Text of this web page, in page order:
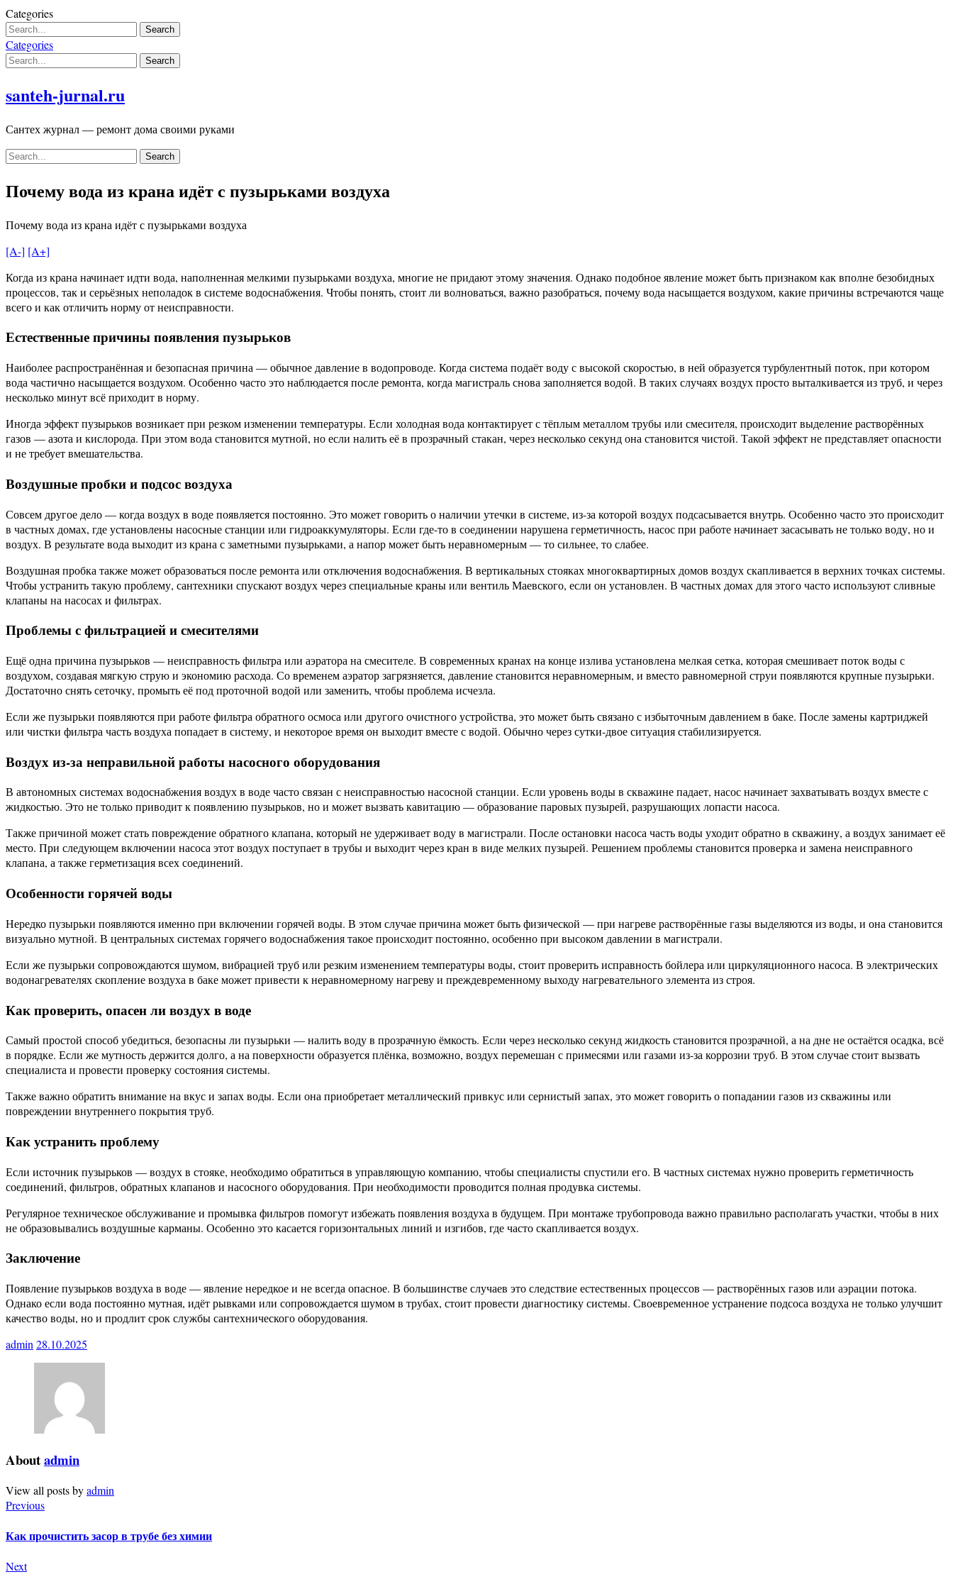
Skip
to
content
Categories
Categories
santeh-jurnal.ru
Сантех журнал — ремонт дома своими руками
Почему вода из крана идёт с пузырьками воздуха
Почему вода из крана идёт с пузырьками воздуха
[A-] [A+]
Когда из крана начинает идти вода, наполненная мелкими пузырьками воздуха, многие не придают этому значения. Однако подобное явление может быть признаком как вполне безобидных
процессов, так и серьёзных неполадок в системе водоснабжения. Чтобы понять, стоит ли волноваться, важно разобраться, почему вода насыщается воздухом, какие причины встречаются чаще
всего и как отличить норму от неисправности.
Естественные причины появления пузырьков
Наиболее распространённая и безопасная причина — обычное давление в водопроводе. Когда система подаёт воду с высокой скоростью, в ней образуется турбулентный поток, при котором
вода частично насыщается воздухом. Особенно часто это наблюдается после ремонта, когда магистраль снова заполняется водой. В таких случаях воздух просто выталкивается из труб, и через
несколько минут всё приходит в норму.
Иногда эффект пузырьков возникает при резком изменении температуры. Если холодная вода контактирует с тёплым металлом трубы или смесителя, происходит выделение растворённых
газов — азота и кислорода. При этом вода становится мутной, но если налить её в прозрачный стакан, через несколько секунд она становится чистой. Такой эффект не представляет опасности
и не требует вмешательства.
Воздушные пробки и подсос воздуха
Совсем другое дело — когда воздух в воде появляется постоянно. Это может говорить о наличии утечки в системе, из-за которой воздух подсасывается внутрь. Особенно часто это происходит
в частных домах, где установлены насосные станции или гидроаккумуляторы. Если где-то в соединении нарушена герметичность, насос при работе начинает засасывать не только воду, но и
воздух. В результате вода выходит из крана с заметными пузырьками, а напор может быть неравномерным — то сильнее, то слабее.
Воздушная пробка также может образоваться после ремонта или отключения водоснабжения. В вертикальных стояках многоквартирных домов воздух скапливается в верхних точках системы.
Чтобы устранить такую проблему, сантехники спускают воздух через специальные краны или вентиль Маевского, если он установлен. В частных домах для этого часто используют сливные
клапаны на насосах и фильтрах.
Проблемы с фильтрацией и смесителями
Ещё одна причина пузырьков — неисправность фильтра или аэратора на смесителе. В современных кранах на конце излива установлена мелкая сетка, которая смешивает поток воды с
воздухом, создавая мягкую струю и экономию расхода. Со временем аэратор загрязняется, давление становится неравномерным, и вместо равномерной струи появляются крупные пузырьки.
Достаточно снять сеточку, промыть её под проточной водой или заменить, чтобы проблема исчезла.
Если же пузырьки появляются при работе фильтра обратного осмоса или другого очистного устройства, это может быть связано с избыточным давлением в баке. После замены картриджей
или чистки фильтра часть воздуха попадает в систему, и некоторое время он выходит вместе с водой. Обычно через сутки-двое ситуация стабилизируется.
Воздух из-за неправильной работы насосного оборудования
В автономных системах водоснабжения воздух в воде часто связан с неисправностью насосной станции. Если уровень воды в скважине падает, насос начинает захватывать воздух вместе с
жидкостью. Это не только приводит к появлению пузырьков, но и может вызвать кавитацию — образование паровых пузырей, разрушающих лопасти насоса.
Также причиной может стать повреждение обратного клапана, который не удерживает воду в магистрали. После остановки насоса часть воды уходит обратно в скважину, а воздух занимает её
место. При следующем включении насоса этот воздух поступает в трубы и выходит через кран в виде мелких пузырей. Решением проблемы становится проверка и замена неисправного
клапана, а также герметизация всех соединений.
Особенности горячей воды
Нередко пузырьки появляются именно при включении горячей воды. В этом случае причина может быть физической — при нагреве растворённые газы выделяются из воды, и она становится
визуально мутной. В центральных системах горячего водоснабжения такое происходит постоянно, особенно при высоком давлении в магистрали.
Если же пузырьки сопровождаются шумом, вибрацией труб или резким изменением температуры воды, стоит проверить исправность бойлера или циркуляционного насоса. В электрических
водонагревателях скопление воздуха в баке может привести к неравномерному нагреву и преждевременному выходу нагревательного элемента из строя.
Как проверить, опасен ли воздух в воде
Самый простой способ убедиться, безопасны ли пузырьки — налить воду в прозрачную ёмкость. Если через несколько секунд жидкость становится прозрачной, а на дне не остаётся осадка, всё
в порядке. Если же мутность держится долго, а на поверхности образуется плёнка, возможно, воздух перемешан с примесями или газами из-за коррозии труб. В этом случае стоит вызвать
специалиста и провести проверку состояния системы.
Также важно обратить внимание на вкус и запах воды. Если она приобретает металлический привкус или сернистый запах, это может говорить о попадании газов из скважины или
повреждении внутреннего покрытия труб.
Как устранить проблему
Если источник пузырьков — воздух в стояке, необходимо обратиться в управляющую компанию, чтобы специалисты спустили его. В частных системах нужно проверить герметичность
соединений, фильтров, обратных клапанов и насосного оборудования. При необходимости проводится полная продувка системы.
Регулярное техническое обслуживание и промывка фильтров помогут избежать появления воздуха в будущем. При монтаже трубопровода важно правильно располагать участки, чтобы в них
не образовывались воздушные карманы. Особенно это касается горизонтальных линий и изгибов, где часто скапливается воздух.
Заключение
Появление пузырьков воздуха в воде — явление нередкое и не всегда опасное. В большинстве случаев это следствие естественных процессов — растворённых газов или аэрации потока.
Однако если вода постоянно мутная, идёт рывками или сопровождается шумом в трубах, стоит провести диагностику системы. Своевременное устранение подсоса воздуха не только улучшит
качество воды, но и продлит срок службы сантехнического оборудования.
admin 28.10.2025
Aboutadmin
View all posts byadmin
Previous
Как прочистить засор в трубе без химии
Next